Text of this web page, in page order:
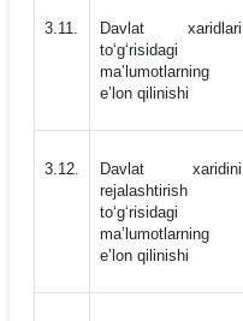
3.11.
Davlat xaridlari
to‘g‘risidagi
maʼlumotlarning
eʼlon qilinishi
3.12.
Davlat xaridini
rejalashtirish
to‘g‘risidagi
maʼlumotlarning
eʼlon qilinishi